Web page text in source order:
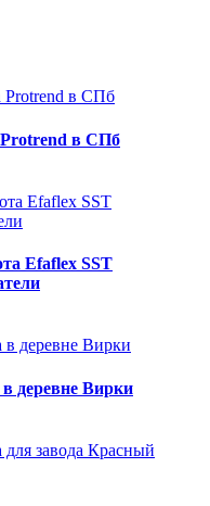
Protrend в СПб
Efaflex SST
деревне Вирки